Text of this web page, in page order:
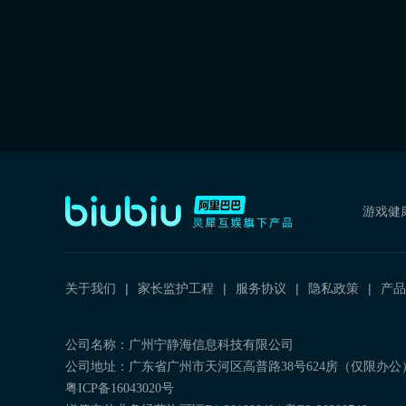
游戏健
关于我们 家长监护工程 服务协议 隐私政策 产
公司名称：广州宁静海信息科技有限公司
公司地址：广东省广州市天河区高普路38号624房（仅限办公
粤ICP备16043020号